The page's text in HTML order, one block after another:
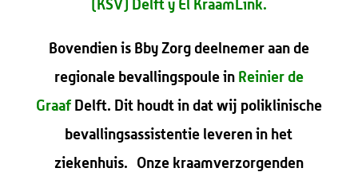
Bovendien is Bby Zorg deelnemer aan de
regionale bevallingspoule in Reinier de
Graaf Delft. Dit houdt in dat wij poliklinische
bevallingsassistentie leveren in het
ziekenhuis. Onze kraamverzorgenden